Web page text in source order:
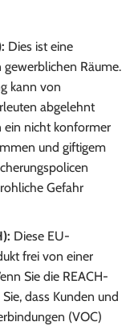
Dies ist eine
Räume.
kann von
abgelehnt
ein nicht konformer
und giftigem
Gefahr
Diese EU-
frei von einer
Sie die REACH-
dass Kunden und
(VOC)